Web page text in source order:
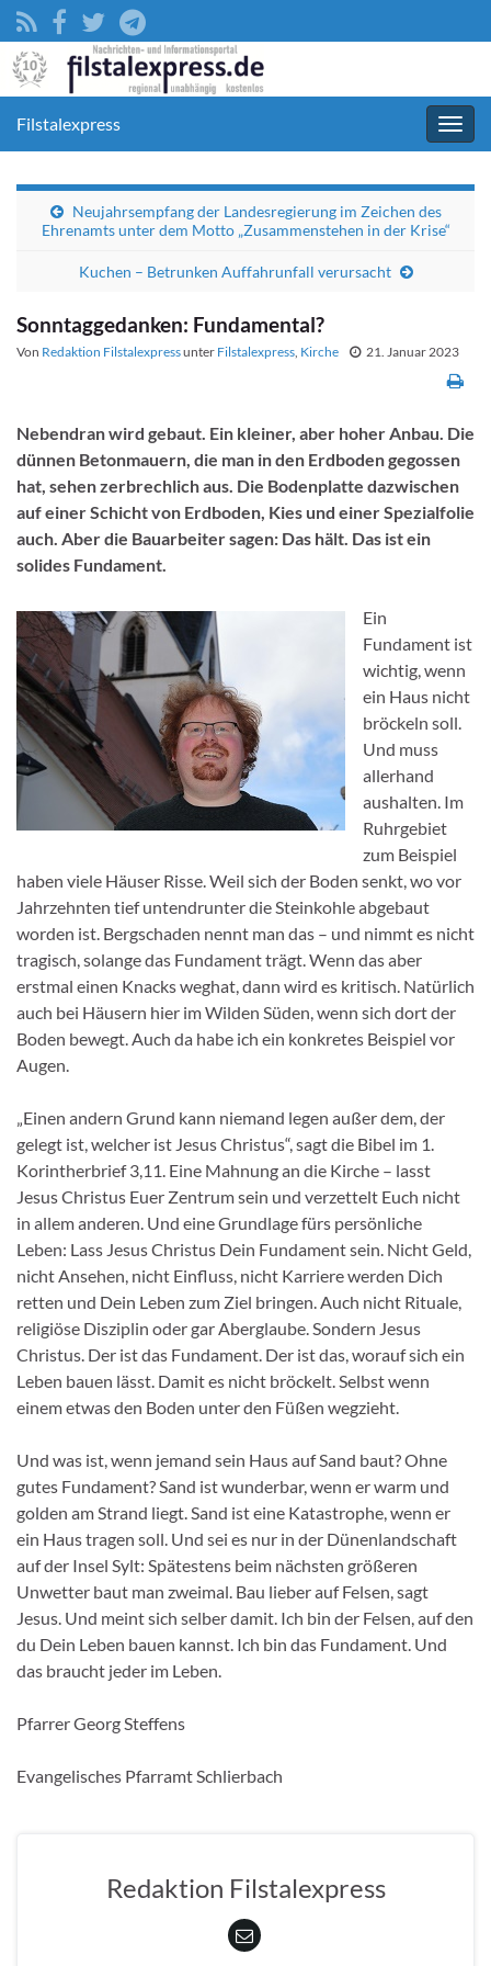
Filstalexpress
Neujahrsempfang der Landesregierung im Zeichen des
Ehrenamts unter dem Motto „Zusammenstehen in der Krise“
Kuchen – Betrunken Auffahrunfall verursacht
Sonntaggedanken: Fundamental?
Von Redaktion Filstalexpressunter Filstalexpress, Kirche 21. Januar 2023
Nebendran wird gebaut. Ein kleiner, aber hoher Anbau. Die
dünnen Betonmauern, die man in den Erdboden gegossen
hat, sehen zerbrechlich aus. Die Bodenplatte dazwischen
auf einer Schicht von Erdboden, Kies und einer Spezialfolie
auch. Aber die Bauarbeiter sagen: Das hält. Das ist ein
solides Fundament.
Ein
Fundament ist
wichtig, wenn
ein Haus nicht
bröckeln soll.
Und muss
allerhand
aushalten. Im
Ruhrgebiet
zum Beispiel
haben viele Häuser Risse. Weil sich der Boden senkt, wo vor
Jahrzehnten tief untendrunter die Steinkohle abgebaut
worden ist. Bergschaden nennt man das – und nimmt es nicht
tragisch, solange das Fundament trägt. Wenn das aber
erstmal einen Knacks weghat, dann wird es kritisch. Natürlich
auch bei Häusern hier im Wilden Süden, wenn sich dort der
Boden bewegt. Auch da habe ich ein konkretes Beispiel vor
Augen.
„Einen andern Grund kann niemand legen außer dem, der
gelegt ist, welcher ist Jesus Christus“, sagt die Bibel im 1.
Korintherbrief 3,11. Eine Mahnung an die Kirche – lasst
Jesus Christus Euer Zentrum sein und verzettelt Euch nicht
in allem anderen. Und eine Grundlage fürs persönliche
Leben: Lass Jesus Christus Dein Fundament sein. Nicht Geld,
nicht Ansehen, nicht Einfluss, nicht Karriere werden Dich
retten und Dein Leben zum Ziel bringen. Auch nicht Rituale,
religiöse Disziplin oder gar Aberglaube. Sondern Jesus
Christus. Der ist das Fundament. Der ist das, worauf sich ein
Leben bauen lässt. Damit es nicht bröckelt. Selbst wenn
einem etwas den Boden unter den Füßen wegzieht.
Und was ist, wenn jemand sein Haus auf Sand baut? Ohne
gutes Fundament? Sand ist wunderbar, wenn er warm und
golden am Strand liegt. Sand ist eine Katastrophe, wenn er
ein Haus tragen soll. Und sei es nur in der Dünenlandschaft
auf der Insel Sylt: Spätestens beim nächsten größeren
Unwetter baut man zweimal. Bau lieber auf Felsen, sagt
Jesus. Und meint sich selber damit. Ich bin der Felsen, auf den
du Dein Leben bauen kannst. Ich bin das Fundament. Und
das braucht jeder im Leben.
Pfarrer Georg Steffens
Evangelisches Pfarramt Schlierbach
Redaktion Filstalexpress